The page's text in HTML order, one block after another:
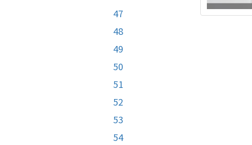
47
48
49
50
51
52
53
54